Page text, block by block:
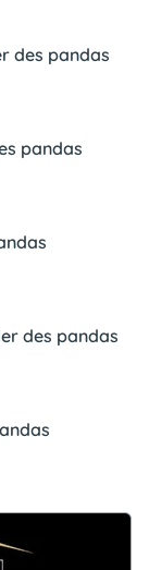
des pandas
pandas
des pandas